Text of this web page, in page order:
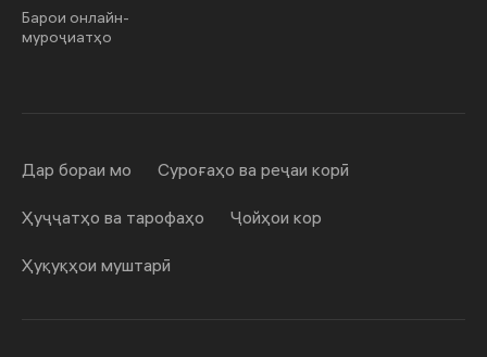
Барои онлайн-
муроҷиатҳо
Дар бораи мо Суроғаҳо ва реҷаи корӣ
Ҳуҷҷатҳо ва тарофаҳо Ҷойҳои кор
Ҳуқуқҳои муштарӣ